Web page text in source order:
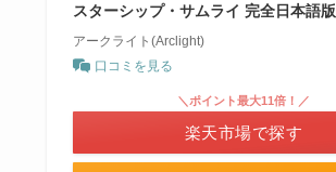
スターシップ・サムライ 完全日本語版
アークライト(Arclight)
口コミを見る
＼ポイント最大11倍！／
楽天市場で探す